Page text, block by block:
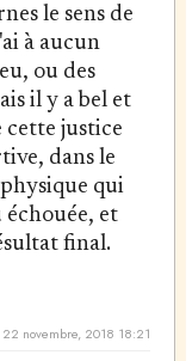
le sens de
à aucun
ou des
il y a bel et
cette justice
dans le
qui
échouée, et
final.
22 novembre, 2018 18:21